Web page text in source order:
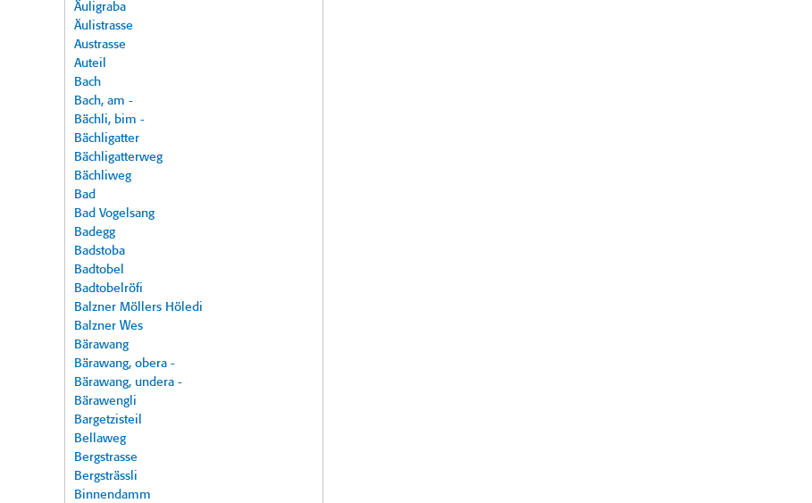
Äuligraba
Äulistrasse
Austrasse
Auteil
Bach
Bach, am -
Bächli, bim -
Bächligatter
Bächligatterweg
Bächliweg
Bad
Bad Vogelsang
Badegg
Badstoba
Badtobel
Badtobelröfi
Balzner Möllers Höledi
Balzner Wes
Bärawang
Bärawang, obera -
Bärawang, undera -
Bärawengli
Bargetzisteil
Bellaweg
Bergstrasse
Bergsträssli
Binnendamm